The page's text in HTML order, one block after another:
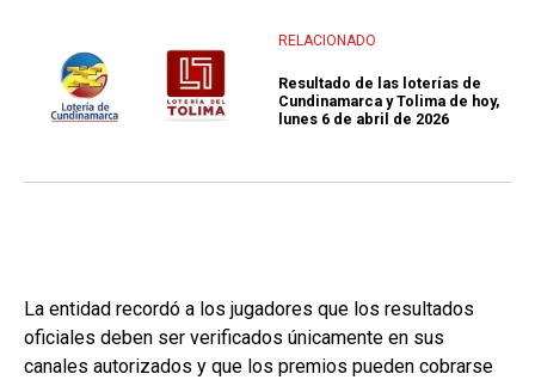
RELACIONADO
Resultado de las loterías de
Cundinamarca y Tolima de hoy,
lunes 6 de abril de 2026
La entidad recordó a los jugadores que los resultados
oficiales deben ser verificados únicamente en sus
canales autorizados y que los premios pueden cobrarse